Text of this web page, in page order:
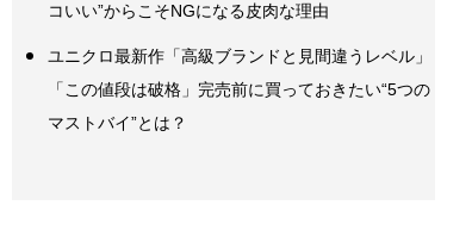
コいい”からこそNGになる皮肉な理由
ユニクロ最新作「高級ブランドと見間違うレベル」
「この値段は破格」完売前に買っておきたい“5つの
マストバイ”とは？